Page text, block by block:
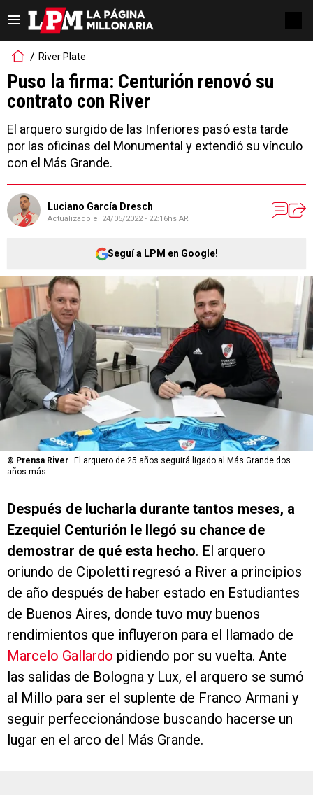
River Plate
Puso la firma: Centurión renovó su
contrato con River
El arquero surgido de las Inferiores pasó esta tarde
por las oficinas del Monumental y extendió su vínculo
con el Más Grande.
Luciano García Dresch
Actualizado el 24/05/2022 - 22:16hs ART
Seguí a LPM en Google!
© Prensa River
El arquero de 25 años seguirá ligado al Más Grande dos
años más.
Después de lucharla durante tantos meses, a
Ezequiel Centurión le llegó su chance de
demostrar de qué esta hecho. El arquero
oriundo de Cipoletti regresó a River a principios
de año después de haber estado en Estudiantes
de Buenos Aires, donde tuvo muy buenos
rendimientos que influyeron para el llamado de
Marcelo Gallardo pidiendo por su vuelta. Ante
las salidas de Bologna y Lux, el arquero se sumó
al Millo para ser el suplente de Franco Armani y
seguir perfeccionándose buscando hacerse un
lugar en el arco del Más Grande.